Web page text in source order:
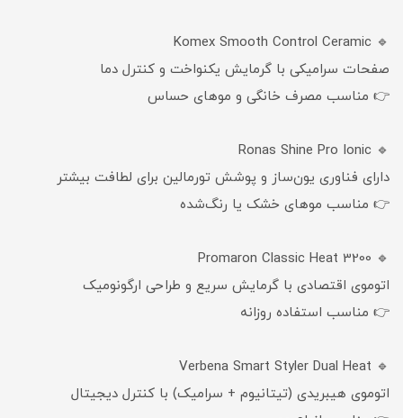
🔹 Komex Smooth Control Ceramic
صفحات سرامیکی با گرمایش یکنواخت و کنترل دما
👉 مناسب مصرف خانگی و موهای حساس
🔹 Ronas Shine Pro Ionic
دارای فناوری یون‌ساز و پوشش تورمالین برای لطافت بیشتر
👉 مناسب موهای خشک یا رنگ‌شده
🔹 Promaron Classic Heat 3200
اتوموی اقتصادی با گرمایش سریع و طراحی ارگونومیک
👉 مناسب استفاده روزانه
🔹 Verbena Smart Styler Dual Heat
اتوموی هیبریدی (تیتانیوم + سرامیک) با کنترل دیجیتال